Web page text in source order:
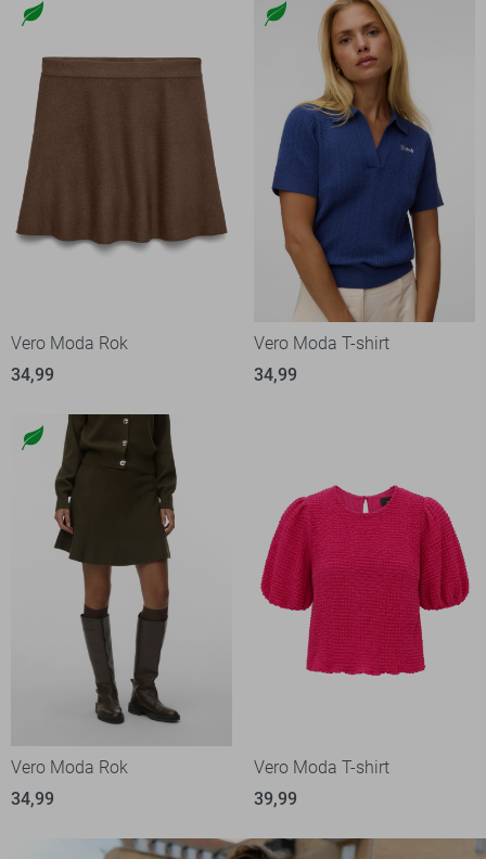
Vero Moda Rok
34,99
Vero Moda T-shirt
34,99
Vero Moda Rok
34,99
Vero Moda T-shirt
39,99